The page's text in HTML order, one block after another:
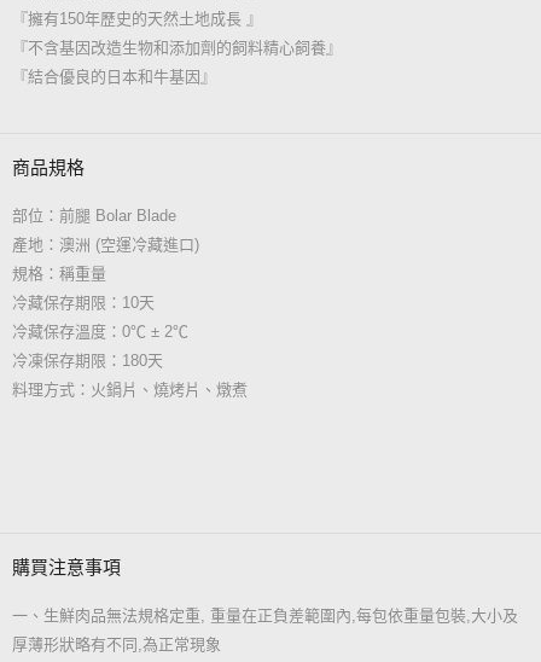
『擁有150年歷史的天然土地成長 』
『不含基因改造生物和添加劑的飼料精心飼養』
『結合優良的日本和牛基因』
商品規格
部位：前腿 Bolar Blade
產地：澳洲 (空運冷藏進口)
規格：稱重量
冷藏保存期限：10天
冷藏保存溫度：0℃ ± 2℃
冷凍保存期限：180天
料理方式：火鍋片、燒烤片、燉煮
購買注意事項
一、生鮮肉品無法規格定重, 重量在正負差範圍內,每包依重量包裝,大小及
厚薄形狀略有不同,為正常現象